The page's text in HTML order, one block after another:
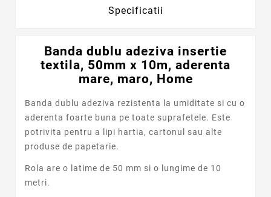
Specificatii
Banda dublu adeziva insertie
textila, 50mm x 10m, aderenta
mare, maro, Home
Banda dublu adeziva rezistenta la umiditate si cu o
aderenta foarte buna pe toate suprafetele. Este
potrivita pentru a lipi hartia, cartonul sau alte
produse de papetarie.
Rola are o latime de 50 mm si o lungime de 10
metri.